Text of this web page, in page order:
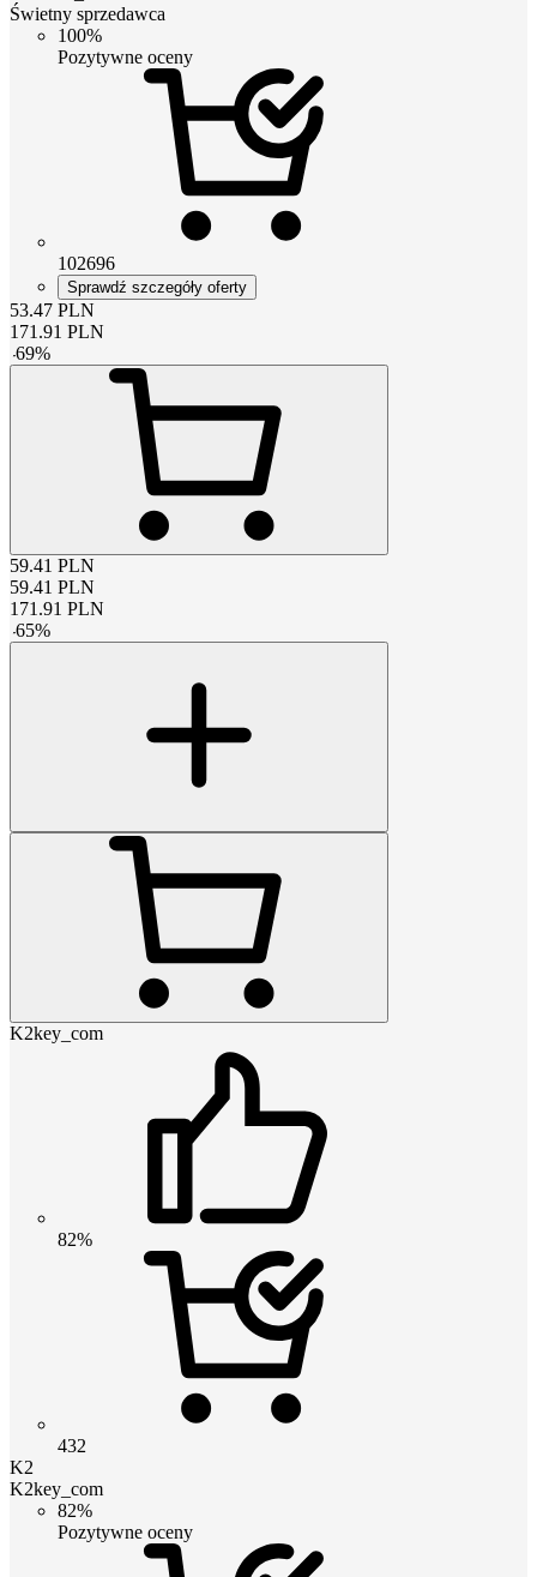
Świetny sprzedawca
100%
Pozytywne oceny
102696
Sprawdź szczegóły oferty
53.47 PLN
171.91 PLN
-69%
59.41 PLN
59.41 PLN
171.91 PLN
-65%
K2key_com
82%
432
K2
K2key_com
82%
Pozytywne oceny